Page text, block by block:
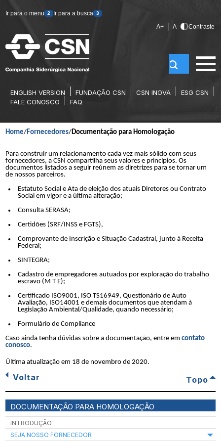
Ir para o menu 2 Ir para a busca 3
A+ A- Contraste
ENGLISH VERSION FUNDAÇÃO CSN CSN INOVA
ESG CSN
FALE CONOSCO
FAQ
DOCUMENTAÇÃO PARA
Home/Fornecedores/Documentação para Homologação
Para construir um relacionamento cada vez mais sólido com seus
fornecedores, a CSN compartilha seus valores e princípios. Os
documentos listados a seguir reúnem as diretrizes para se tornar um
de nossos parceiros.
Estatuto Social e Ata de eleição dos atuais Diretores ou Contrato
Social em vigor e a última alteração;
Consulta SERASA;
Certidões (SRF/INSS e FGTS),
Comprovante de Inscrição e Situação Cadastral, junto à Receita
Federal;
SINTEGRA;
Cadastro de empregadores autuados por exploração do trabalho
escravo (M T E);
Certificado ISO9001, ISO TS16949, Questionário de Auto
Avaliação, ISO14001 e demais documentos que atendam à
Legislação Ambiental/Qualidade, quando necessário;
Formulário de Compliance
Caso ainda tenha dúvidas sobre a documentação, entre emcontato
conosco.
Última atualização em 18 de novembro de 2020.
Voltar Topo
DOCUMENTAÇÃO PARA HOMOLOGAÇÃO
INTRODUÇÃO
SEJA NOSSO FORNECEDOR